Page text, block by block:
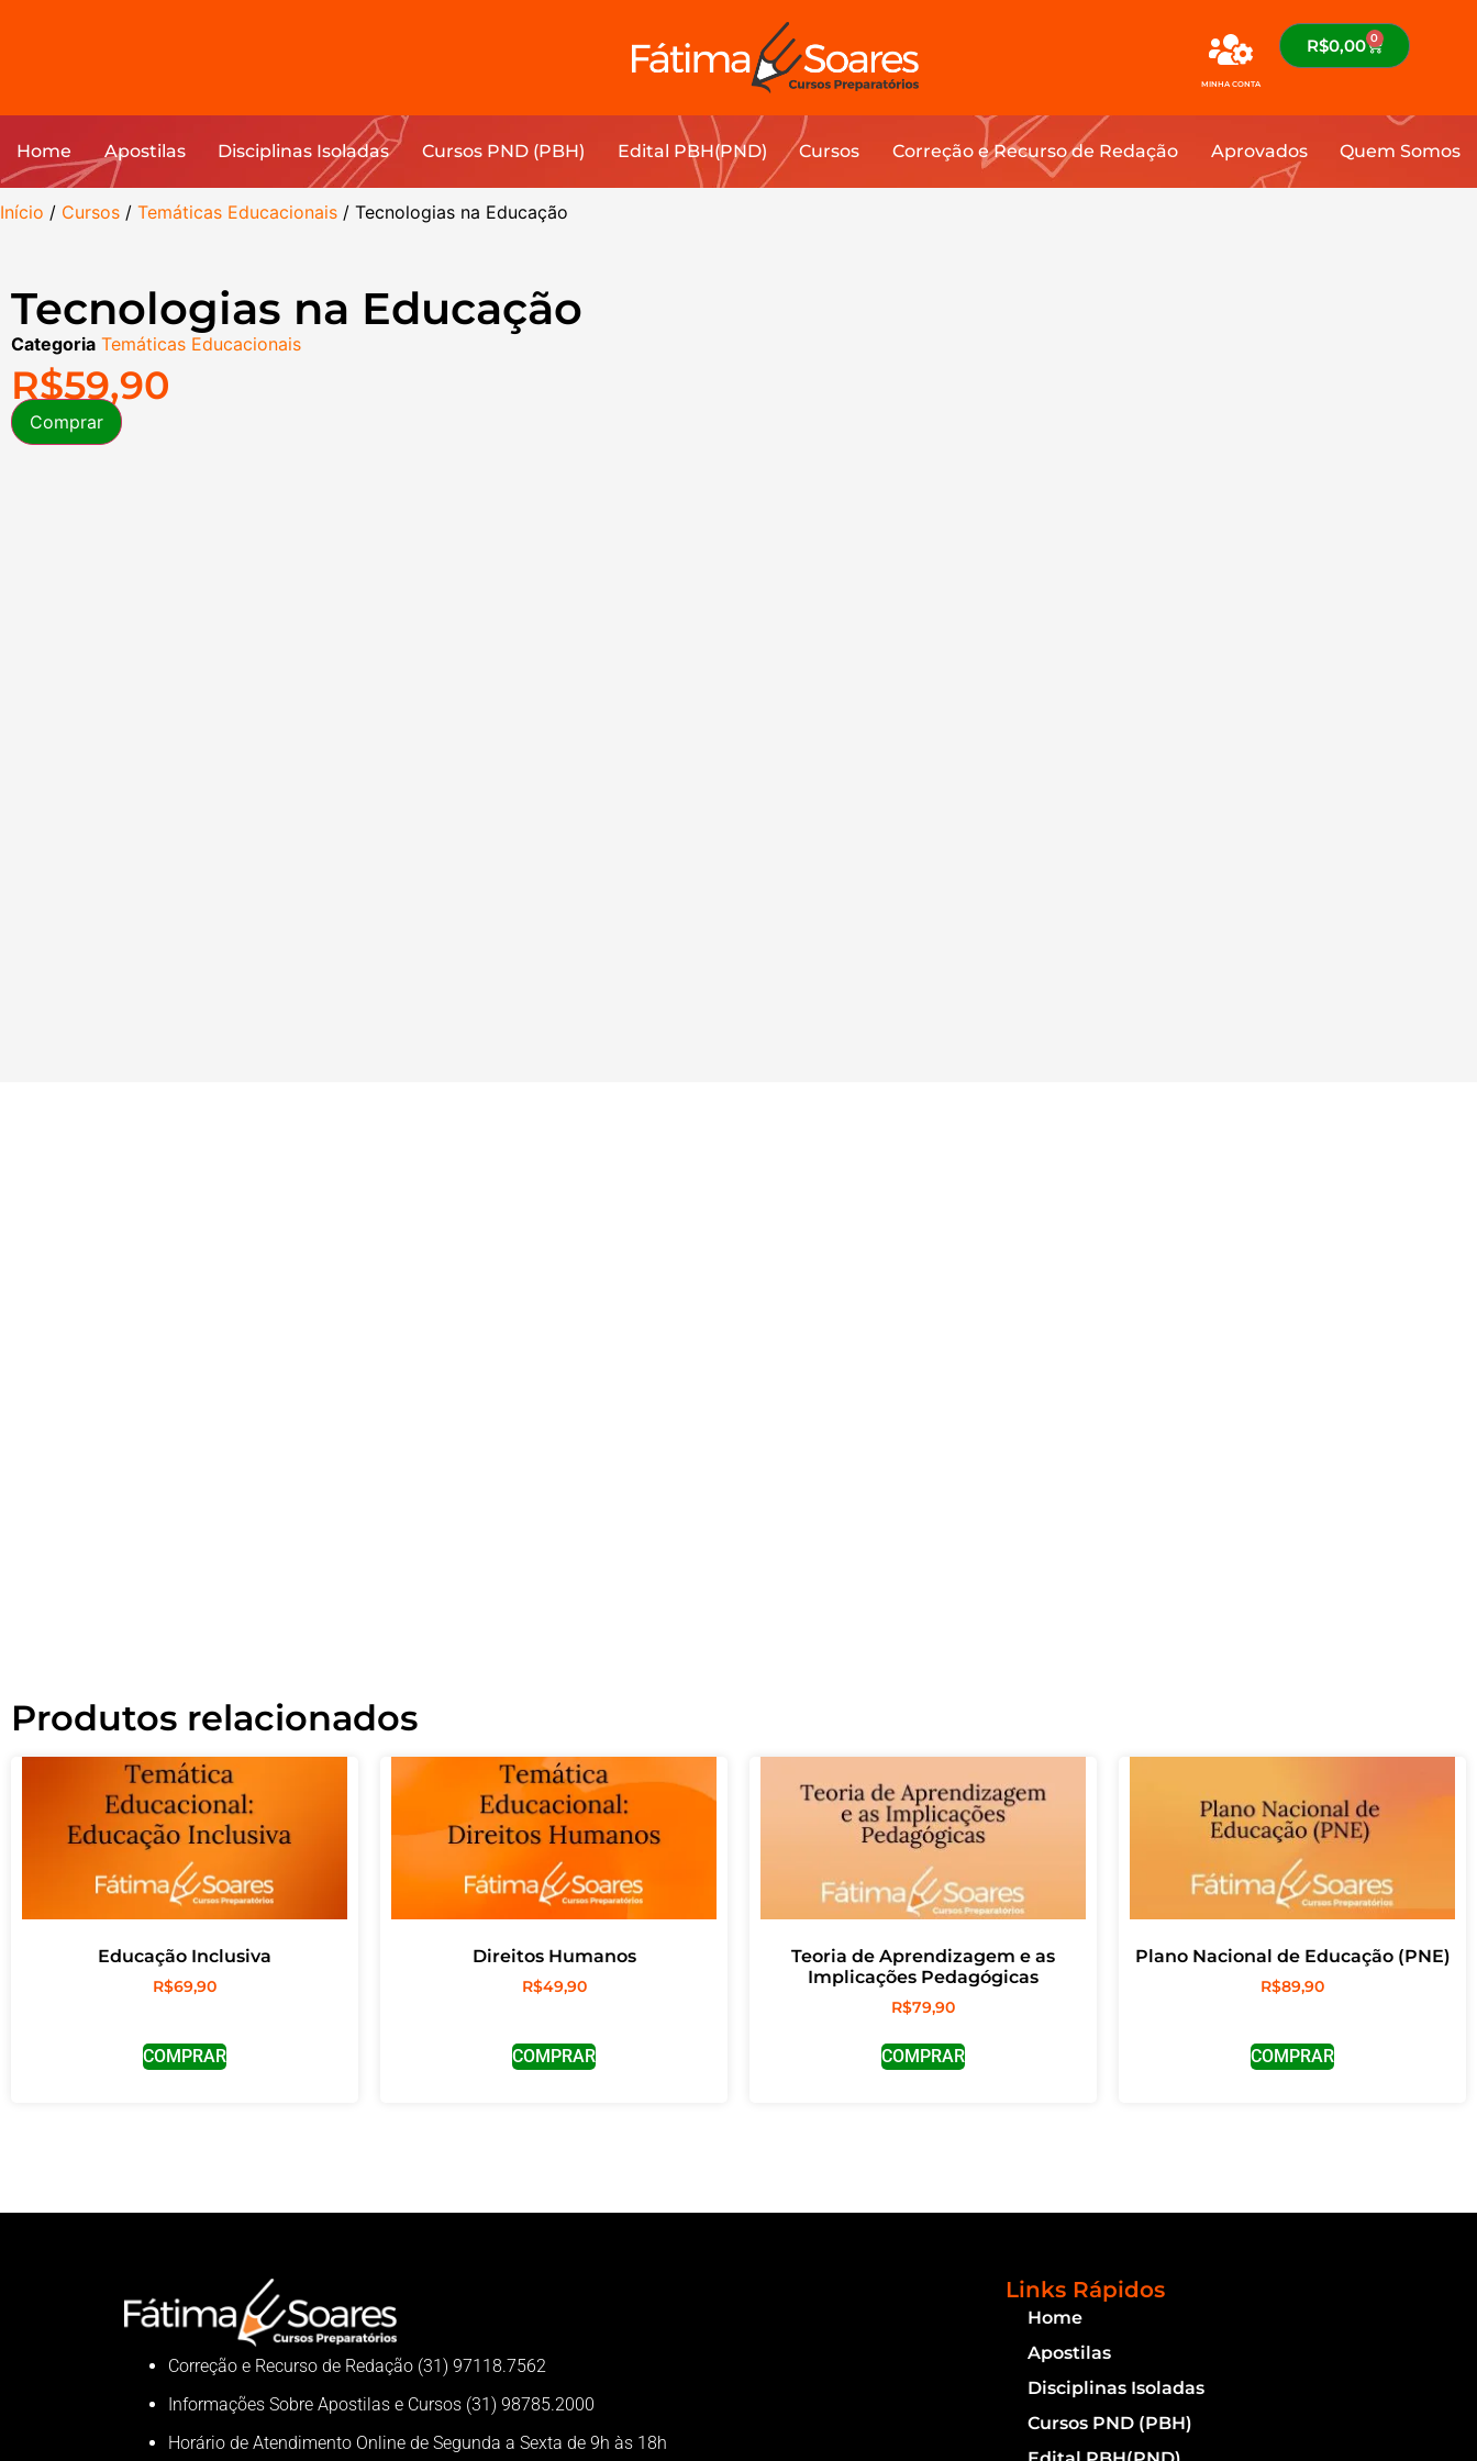
MINHA CONTA
R$0,00 0
Home Apostilas Disciplinas Isoladas Cursos PND (PBH) Edital PBH(PND) Cursos Correção e Recurso de Redação Aprovados Quem Somos
Início / Cursos / Temáticas Educacionais / Tecnologias na Educação
Tecnologias na Educação
Categoria Temáticas Educacionais
R$59,90
Comprar
Produtos relacionados
Educação Inclusiva
R$69,90
COMPRAR
Direitos Humanos
R$49,90
COMPRAR
Teoria de Aprendizagem e as
Implicações Pedagógicas
R$79,90
COMPRAR
Plano Nacional de Educação (PNE)
R$89,90
COMPRAR
Correção e Recurso de Redação (31) 97118.7562
Informações Sobre Apostilas e Cursos (31) 98785.2000
Horário de Atendimento Online de Segunda a Sexta de 9h às 18h
Links Rápidos
Home
Apostilas
Disciplinas Isoladas
Cursos PND (PBH)